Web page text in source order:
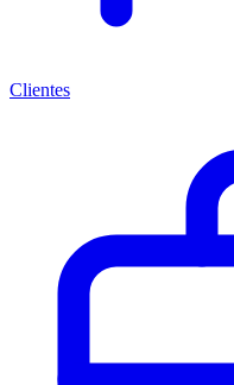
Clientes